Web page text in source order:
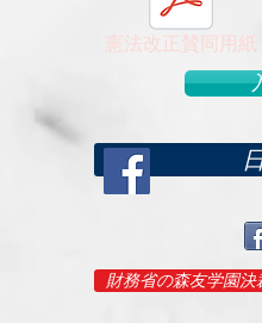
憲法改正賛同用紙
日本
財務省の森友学園